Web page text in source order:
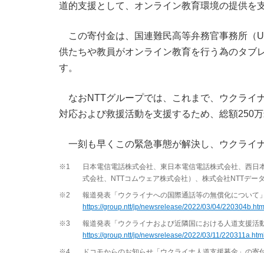
道的支援として、オンライン教育環境の提供を
この寄付金は、国連難民高等弁務官事務所
供たちや教員がオンライン教育を行う為のタブ
す。
なおNTTグループでは、これまで、ウクライ
対応および救援活動を支援するため、総額250
一刻も早くこの緊急事態が解決し、ウクライ
※1
日本電信電話株式会社、東日本電信電話株式会社、西
式会社、NTTコムウェア株式会社）、株式会社NTTデー
※2
報道発表「ウクライナへの国際通話等の無償化について
https://group.ntt/jp/newsrelease/2022/03/04/
※3
報道発表「ウクライナおよび近隣国における人道支援活
https://group.ntt/jp/newsrelease/2022/03/11/